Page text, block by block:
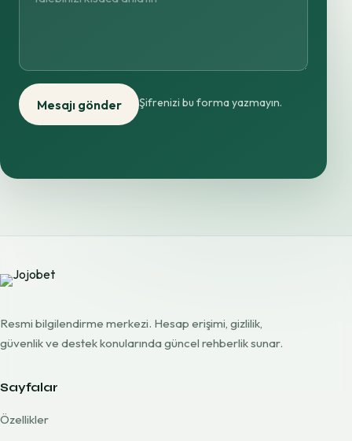
Mesajı gönder Şifrenizi bu forma yazmayın.
Resmi bilgilendirme merkezi. Hesap erişimi, gizlilik,
güvenlik ve destek konularında güncel rehberlik sunar.
Sayfalar
Özellikler